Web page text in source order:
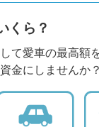
くら？
て愛車の最高額
金にしませんか？